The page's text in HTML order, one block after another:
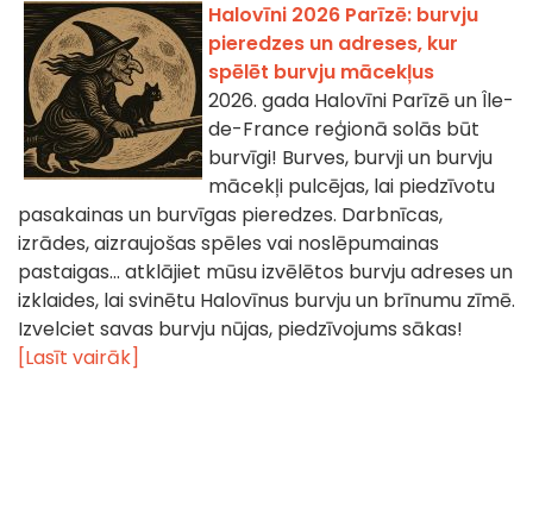
Halovīni 2026 Parīzē: burvju
pieredzes un adreses, kur
spēlēt burvju mācekļus
2026. gada Halovīni Parīzē un Île-
de-France reģionā solās būt
burvīgi! Burves, burvji un burvju
mācekļi pulcējas, lai piedzīvotu
pasakainas un burvīgas pieredzes. Darbnīcas,
izrādes, aizraujošas spēles vai noslēpumainas
pastaigas... atklājiet mūsu izvēlētos burvju adreses un
izklaides, lai svinētu Halovīnus burvju un brīnumu zīmē.
Izvelciet savas burvju nūjas, piedzīvojums sākas!
[Lasīt vairāk]